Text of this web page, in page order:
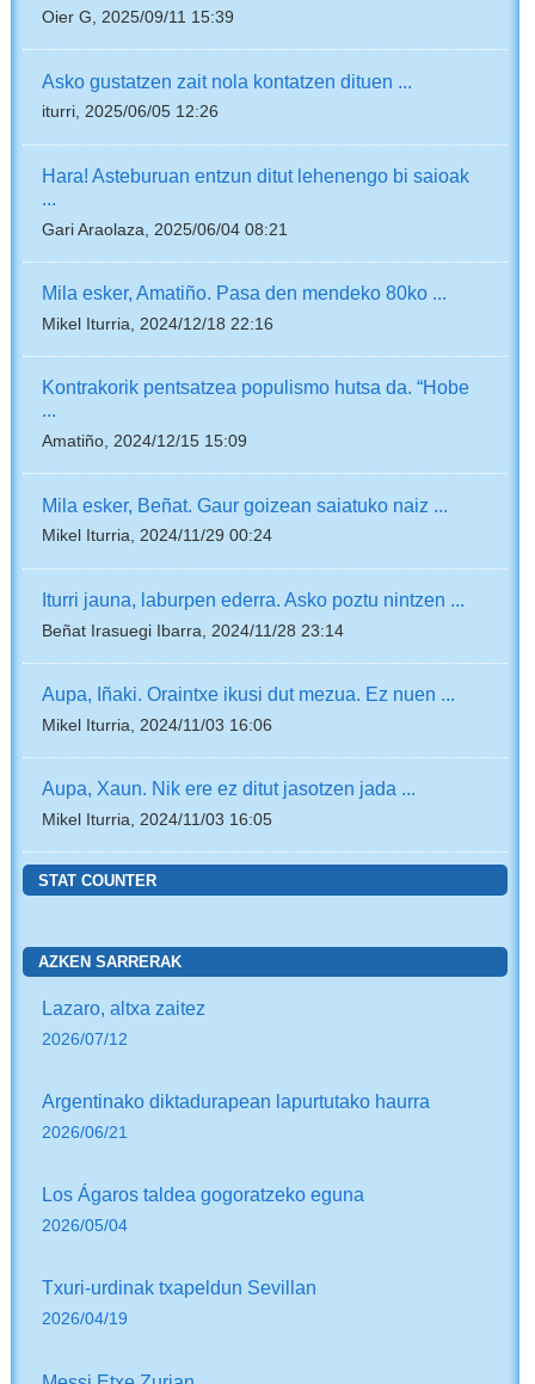
Oier G, 2025/09/11 15:39
Asko gustatzen zait nola kontatzen dituen ...
iturri, 2025/06/05 12:26
Hara! Asteburuan entzun ditut lehenengo bi saioak
...
Gari Araolaza, 2025/06/04 08:21
Mila esker, Amatiño. Pasa den mendeko 80ko ...
Mikel Iturria, 2024/12/18 22:16
Kontrakorik pentsatzea populismo hutsa da. “Hobe
...
Amatiño, 2024/12/15 15:09
Mila esker, Beñat. Gaur goizean saiatuko naiz ...
Mikel Iturria, 2024/11/29 00:24
Iturri jauna, laburpen ederra. Asko poztu nintzen ...
Beñat Irasuegi Ibarra, 2024/11/28 23:14
Aupa, Iñaki. Oraintxe ikusi dut mezua. Ez nuen ...
Mikel Iturria, 2024/11/03 16:06
Aupa, Xaun. Nik ere ez ditut jasotzen jada ...
Mikel Iturria, 2024/11/03 16:05
STAT COUNTER
AZKEN SARRERAK
Lazaro, altxa zaitez
2026/07/12
Argentinako diktadurapean lapurtutako haurra
2026/06/21
Los Ágaros taldea gogoratzeko eguna
2026/05/04
Txuri-urdinak txapeldun Sevillan
2026/04/19